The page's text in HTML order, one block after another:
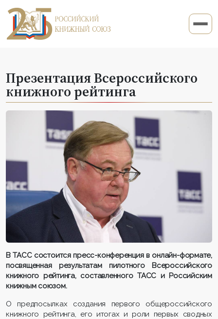
Презентация Всероссийского
книжного рейтинга
В ТАСС состоится пресс-конференция в онлайн-формате,
посвященная результатам пилотного Всероссийского
книжного рейтинга, составленного ТАСС и Российским
книжным союзом.
О предпосылках создания первого общероссийского
книжного рейтинга, его итогах и роли первых сводных